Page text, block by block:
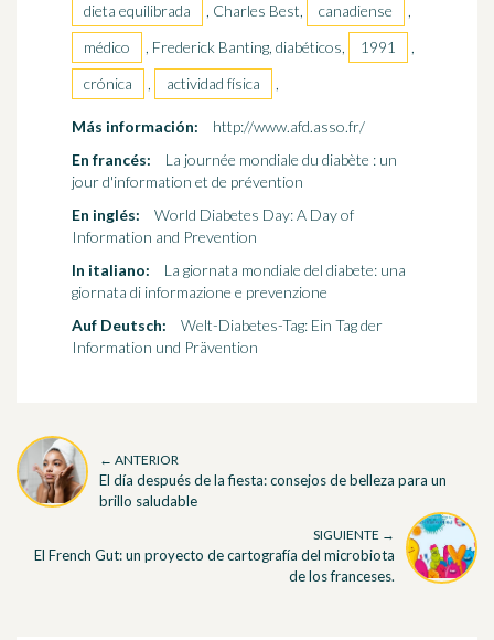
dieta equilibrada
, Charles Best, canadiense
,
médico
, Frederick Banting, diabéticos, 1991
,
crónica
, actividad física ,
Más información:
http://www.afd.asso.fr/
En francés:
La journée mondiale du diabète : un
jour d'information et de prévention
En inglés:
World Diabetes Day: A Day of
Information and Prevention
In italiano:
La giornata mondiale del diabete: una
giornata di informazione e prevenzione
Auf Deutsch:
Welt-Diabetes-Tag: Ein Tag der
Information und Prävention
← ANTERIOR
El día después de la fiesta: consejos de belleza para un
brillo saludable
SIGUIENTE →
El French Gut: un proyecto de cartografía del microbiota
de los franceses.